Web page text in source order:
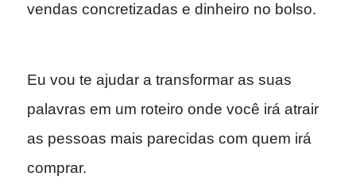
vendas concretizadas e dinheiro no bolso.
Eu vou te ajudar a transformar as suas
palavras em um roteiro onde você irá atrair
as pessoas mais parecidas com quem irá
comprar.